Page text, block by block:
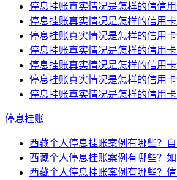
停息挂账真实情况是怎样的信信
停息挂账真实情况是怎样的信用
停息挂账真实情况是怎样的信用
停息挂账真实情况是怎样的信用
停息挂账真实情况是怎样的信用
停息挂账真实情况是怎样的信用
停息挂账真实情况是怎样的信用
停息挂账
西藏个人停息挂账案例有哪些？
西藏个人停息挂账案例有哪些？
西藏个人停息挂账案例有哪些？